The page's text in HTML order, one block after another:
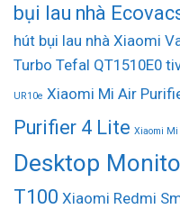
bụi lau nhà
hút bụi lau nhà Xiaomi
Turbo Tefal QT1510E0
UR10e Xiaomi Mi Air
Purifier 4 Lite Xiaomi Mi
Desktop
T100 Xiaomi Redmi